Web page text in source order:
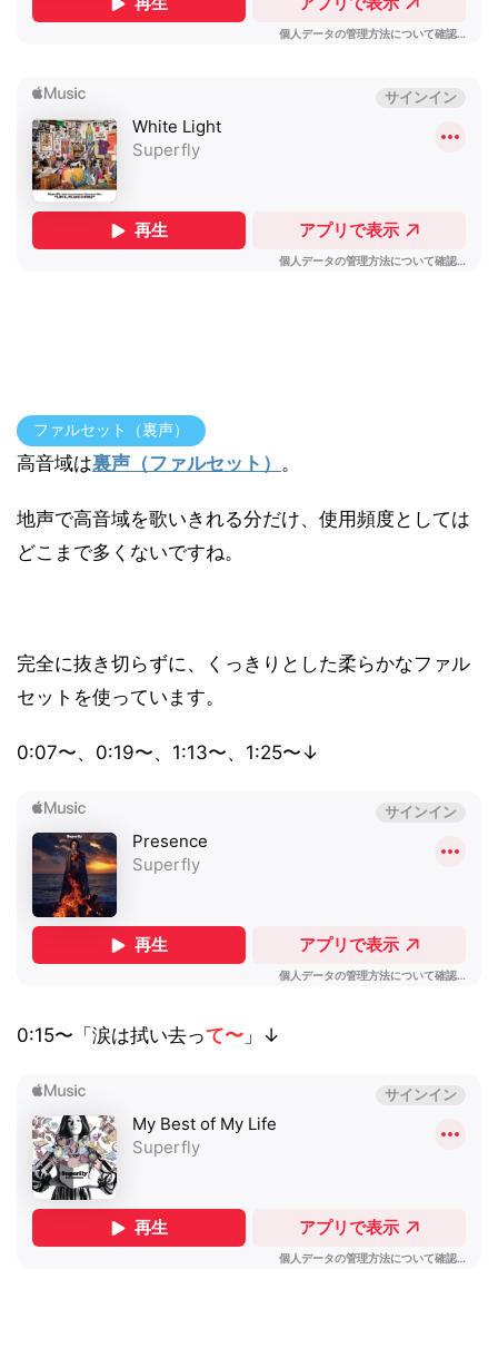
ファルセット（裏声）
高音域は裏声（ファルセット） 。
地声で高音域を歌いきれる分だけ、使用頻度としては
どこまで多くないですね。
完全に抜き切らずに、くっきりとした柔らかなファル
セットを使っています。
0:07〜、0:19〜、1:13〜、1:25〜↓
0:15〜「涙は拭い去って〜 」↓